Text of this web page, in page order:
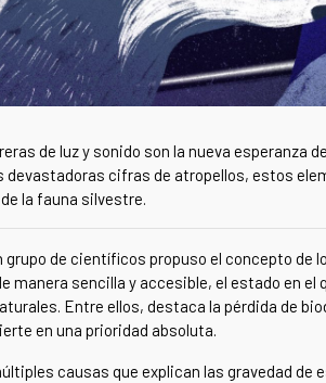
de luz y sonido son la nueva esperanza
devastadoras cifras de atropellos, estos
la fauna silvestre.
grupo de científicos propuso el concepto
manera sencilla y accesible, el estado en
Entre ellos, destaca la pérdida de
en una prioridad absoluta.
causas que explican las gravedad de